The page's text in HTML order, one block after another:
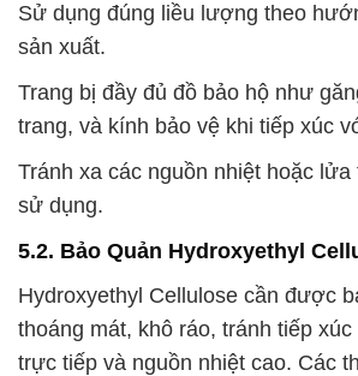
Sử dụng đúng liều lượng theo
sản xuất.
Trang bị đầy đủ đồ bảo hộ như
trang, và kính bảo vệ khi tiếp xúc
Tránh xa các nguồn nhiệt hoặc lửa
sử dụng.
5.2. Bảo Quản Hydroxyethyl
Hydroxyethyl Cellulose cần được
thoáng mát, khô ráo, tránh tiếp
trực tiếp và nguồn nhiệt cao. Các